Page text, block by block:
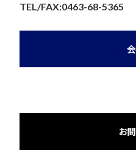
TEL/FAX:0463-68-5365
お